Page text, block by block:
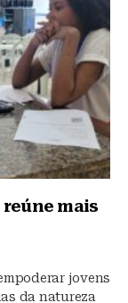
mais
jovens
da natureza